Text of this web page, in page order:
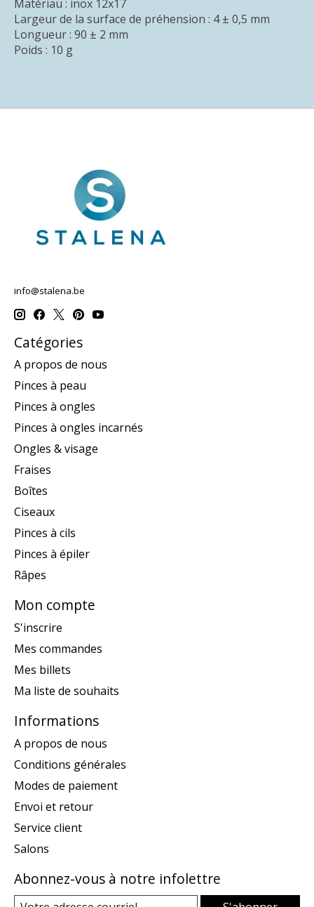
Matériau : inox 12x17
Largeur de la surface de préhension : 4 ± 0,5 mm
Longueur : 90 ± 2 mm
Poids : 10 g
info@stalena.be
Catégories
A propos de nous
Pinces à peau
Pinces à ongles
Pinces à ongles incarnés
Ongles & visage
Fraises
Boîtes
Ciseaux
Pinces à cils
Pinces à épiler
Râpes
Mon compte
S'inscrire
Mes commandes
Mes billets
Ma liste de souhaits
Informations
A propos de nous
Conditions générales
Modes de paiement
Envoi et retour
Service client
Salons
Abonnez-vous à notre infolettre